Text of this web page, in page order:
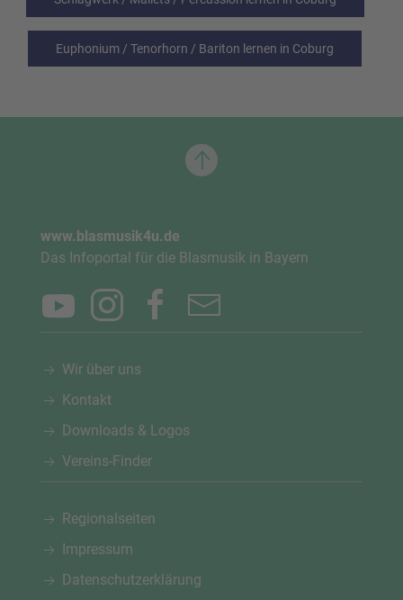
Euphonium / Tenorhorn / Bariton lernen in Coburg
www.blasmusik4u.de
Das Infoportal für die Blasmusik in Bayern
Wir über uns
Kontakt
Downloads & Logos
Vereins-Finder
Regionalseiten
Impressum
Datenschutzerklärung